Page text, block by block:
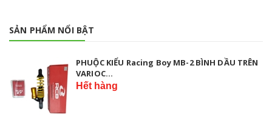
SẢN PHẨM NỔI BẬT
PHUỘC KIỂU Racing Boy MB-2 BÌNH DẦU TRÊN
VARIOC...
Hết hàng